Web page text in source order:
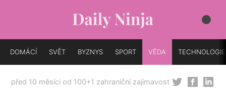
DOMÁCÍ SVĚT BYZNYS SPORT VĚDA TECHNOLOGIE
před 10 měsíci od 100+1 zahraniční zajímavost